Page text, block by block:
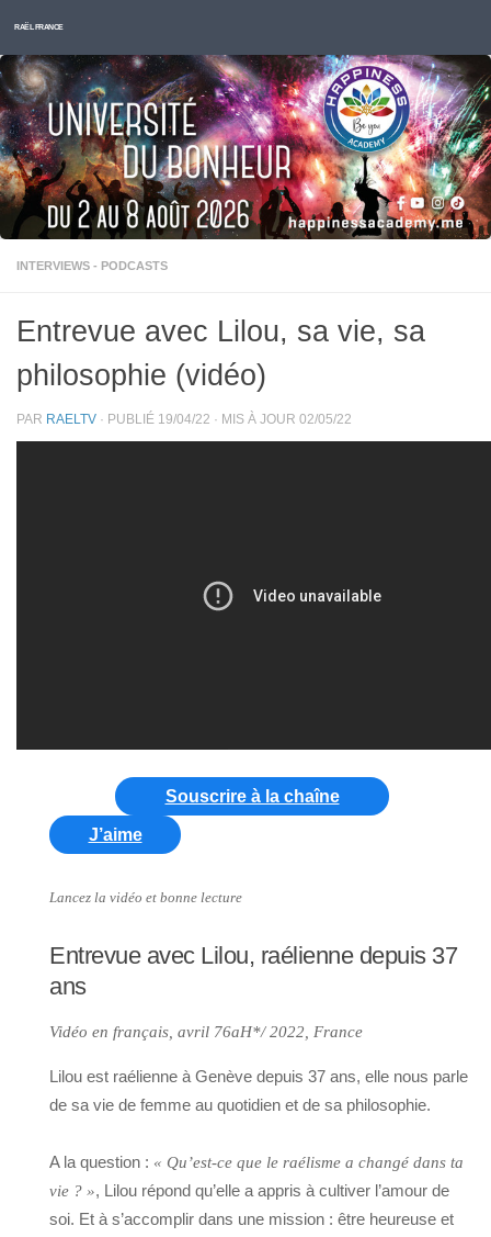
Skip to content
RAËL FRANCE
INTERVIEWS - PODCASTS
Entrevue avec Lilou, sa vie, sa
philosophie (vidéo)
PAR RAELTV · PUBLIÉ 19/04/22 · MIS À JOUR 02/05/22
Souscrire à la chaîne
J’aime
Lancez la vidéo et bonne lecture
Entrevue avec Lilou, raélienne depuis 37
ans
Vidéo en français, avril 76aH*/ 2022, France
Lilou est raélienne à Genève depuis 37 ans, elle nous parle
de sa vie de femme au quotidien et de sa philosophie.
A la question : « Qu’est-ce que le raélisme a changé dans ta
vie ? », Lilou répond qu’elle a appris à cultiver l’amour de
soi. Et à s’accomplir dans une mission : être heureuse et